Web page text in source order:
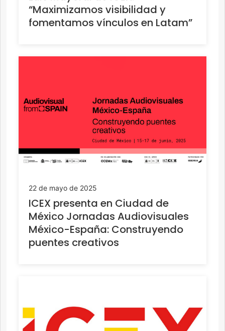
“Maximizamos visibilidad y
fomentamos vínculos en Latam”
22 de mayo de 2025
ICEX presenta en Ciudad de
México Jornadas Audiovisuales
México-España: Construyendo
puentes creativos